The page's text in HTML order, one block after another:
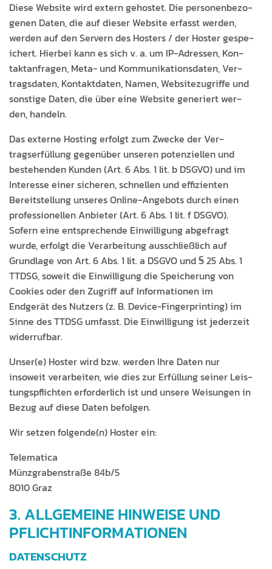
Diese Web­site wird extern gehostet. Die per­so­n­en­be­zo­
ge­nen Dat­en, die auf dieser Web­site erfasst wer­den,
wer­den auf den Servern des Hosters / der Hoster gespe­
ichert. Hier­bei kann es sich v. a. um IP-Adressen, Kon­
tak­tan­fra­gen, Meta- und Kom­mu­nika­tions­dat­en, Ver­
trags­dat­en, Kon­tak­t­dat­en, Namen, Web­sitezu­griffe und
son­stige Dat­en, die über eine Web­site gener­iert wer­
den, handeln.
Das externe Host­ing erfol­gt zum Zwecke der Ver­
tragser­fül­lung gegenüber unseren poten­ziellen und
beste­hen­den Kun­den (Art. 6 Abs. 1 lit. b DSGVO) und im
Inter­esse ein­er sicheren, schnellen und effizien­ten
Bere­it­stel­lung unseres Online-Ange­bots durch einen
pro­fes­sionellen Anbi­eter (Art. 6 Abs. 1 lit. f DSGVO).
Sofern eine entsprechende Ein­willi­gung abge­fragt
wurde, erfol­gt die Ver­ar­beitung auss­chließlich auf
Grund­lage von Art. 6 Abs. 1 lit. a DSGVO und § 25 Abs. 1
TTDSG, soweit die Ein­willi­gung die Spe­icherung von
Cook­ies oder den Zugriff auf Infor­ma­tio­nen im
Endgerät des Nutzers (z. B. Device-Fin­ger­print­ing) im
Sinne des TTDSG umfasst. Die Ein­willi­gung ist jed­erzeit
widerrufbar.
Unser(e) Hoster wird bzw. wer­den Ihre Dat­en nur
insoweit ver­ar­beit­en, wie dies zur Erfül­lung sein­er Leis­
tungspflicht­en erforder­lich ist und unsere Weisun­gen in
Bezug auf diese Dat­en befolgen.
Wir set­zen folgende(n) Hoster ein:
Telem­at­i­ca
Münz­graben­straße 84b/5
8010 Graz
3. ALLGEMEINE HINWEISE UND
PFLICHTINFORMATIONEN
DATENSCHUTZ